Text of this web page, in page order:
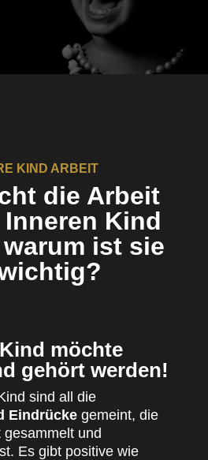
KIND ARBEIT
die Arbeit
Kind
ist sie
möchte
gehört werden!
sind all die
Eindrückegemeint, die
und
Es gibt positive wie